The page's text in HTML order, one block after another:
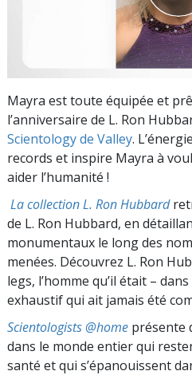
Mayra est toute équipée et
l’anniversaire de L. Ron
Scientology de Valley.
records et inspire Mayra à
aider l’humanité !
La collection L. Ron Hubbard
de L. Ron Hubbard, en
monumentaux le long des
menées. Découvrez L. Ron
legs, l’homme qu’il était –
exhaustif qui ait jamais été
Scientologists @home présente
dans le monde entier qui
santé et qui s’épanouissent